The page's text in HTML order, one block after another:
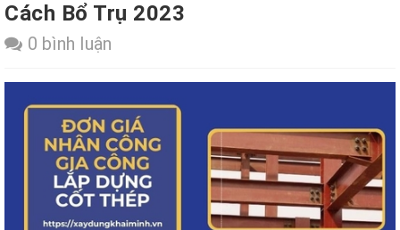
Cách Bổ Trụ 2023
0 bình luận